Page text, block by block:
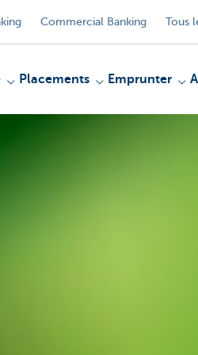
Commercial Banking Tous
Placements Emprunter